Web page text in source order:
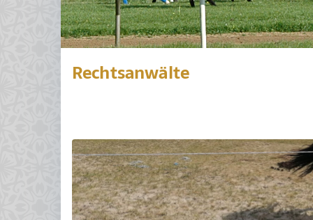
Rechtsanwälte